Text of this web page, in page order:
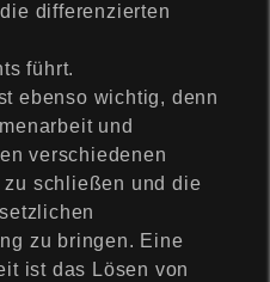
differenzierten
führt.
ebenso wichtig, denn
und
verschiedenen
schließen und die
zu bringen. Eine
ist das Lösen von